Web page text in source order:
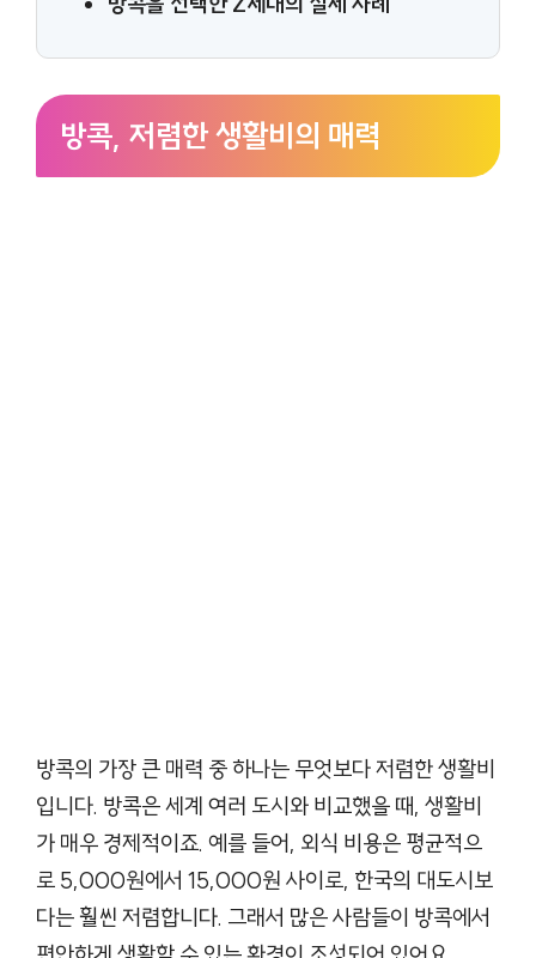
방콕, 저렴한 생활비의 매력
방콕의 가장 큰 매력 중 하나는 무엇보다 저렴한 생활비
입니다. 방콕은 세계 여러 도시와 비교했을 때, 생활비
가 매우 경제적이죠. 예를 들어, 외식 비용은 평균적으
로 5,000원에서 15,000원 사이로, 한국의 대도시보
다는 훨씬 저렴합니다. 그래서 많은 사람들이 방콕에서